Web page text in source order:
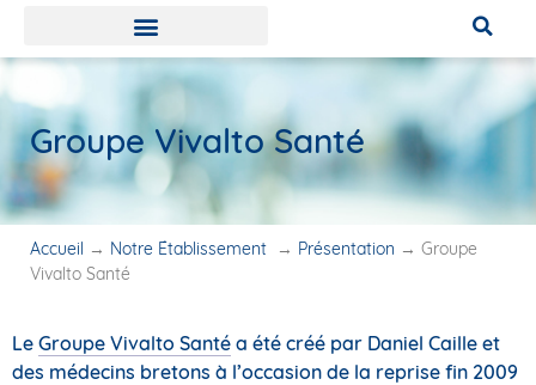
Groupe Vivalto Santé
Accueil → Notre Établissement → Présentation → Groupe
Vivalto Santé
Le Groupe Vivalto Santé a été créé par Daniel Caille et
des médecins bretons à l’occasion de la reprise fin 2009